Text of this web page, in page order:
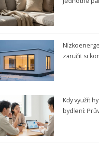
zaručit si
Kdy využít
bydlení: